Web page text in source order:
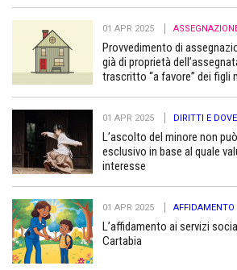
01 APR 2025
Provvedimento di
già di proprietà
trascritto “a favore” dei figli
01 APR 2025 DIRITTI E
L’ascolto del minore non
esclusivo in base al quale
interesse
01 APR 2025 AFFIDAMENTO
L’affidamento ai servizi
Cartabia